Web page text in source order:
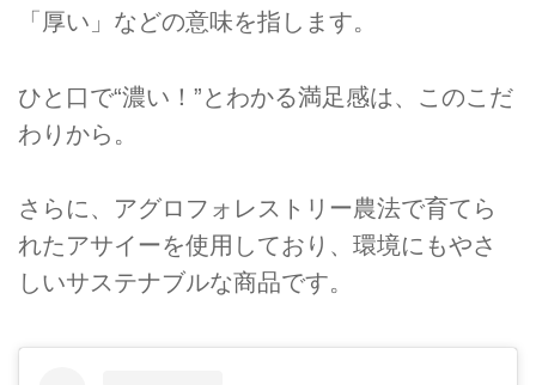
「厚い」などの意味を指します。
ひと口で“濃い！”とわかる満足感は、このこだ
わりから。
さらに、アグロフォレストリー農法で育てら
れたアサイーを使用しており、環境にもやさ
しいサステナブルな商品です。